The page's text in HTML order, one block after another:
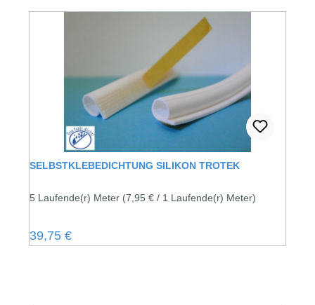
SELBSTKLEBEDICHTUNG SILIKON TROTEK
5 Laufende(r) Meter (7,95 € / 1 Laufende(r) Meter)
Regulärer Preis:
39,75 €